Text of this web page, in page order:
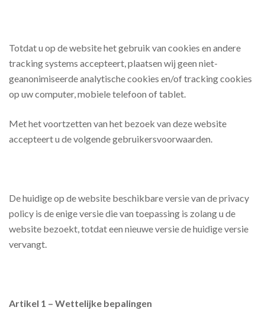
Totdat u op de website het gebruik van cookies en andere
tracking systems accepteert, plaatsen wij geen niet-
geanonimiseerde analytische cookies en/of tracking cookies
op uw computer, mobiele telefoon of tablet.
Met het voortzetten van het bezoek van deze website
accepteert u de volgende gebruikersvoorwaarden.
De huidige op de website beschikbare versie van de privacy
policy is de enige versie die van toepassing is zolang u de
website bezoekt, totdat een nieuwe versie de huidige versie
vervangt.
Artikel 1 – Wettelijke bepalingen